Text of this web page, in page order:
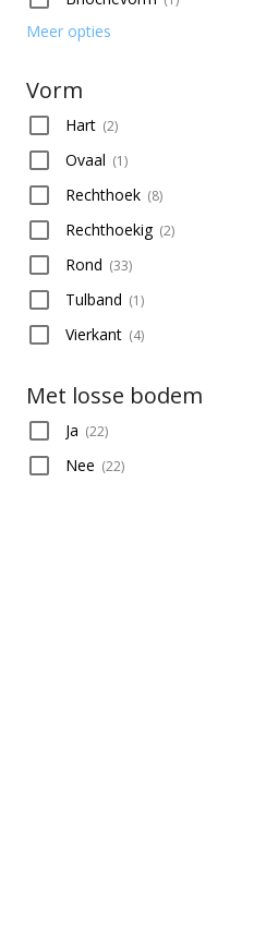
Meer opties
Vorm
Hart (2)
Ovaal (1)
Rechthoek (8)
Rechthoekig (2)
Rond (33)
Tulband (1)
Vierkant (4)
Met losse bodem
Ja (22)
Nee (22)